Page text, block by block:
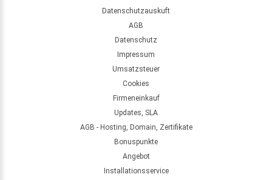
Datenschutzauskuft
AGB
Datenschutz
Impressum
Umsatzsteuer
Cookies
Firmeneinkauf
Updates, SLA
AGB - Hosting, Domain, Zertifikate
Bonuspunkte
Angebot
Installationsservice